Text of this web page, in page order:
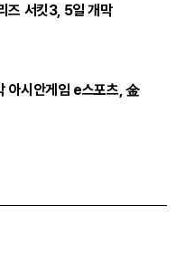
즈 서킷3, 5일 개막
아시안게임 e스포츠, 金